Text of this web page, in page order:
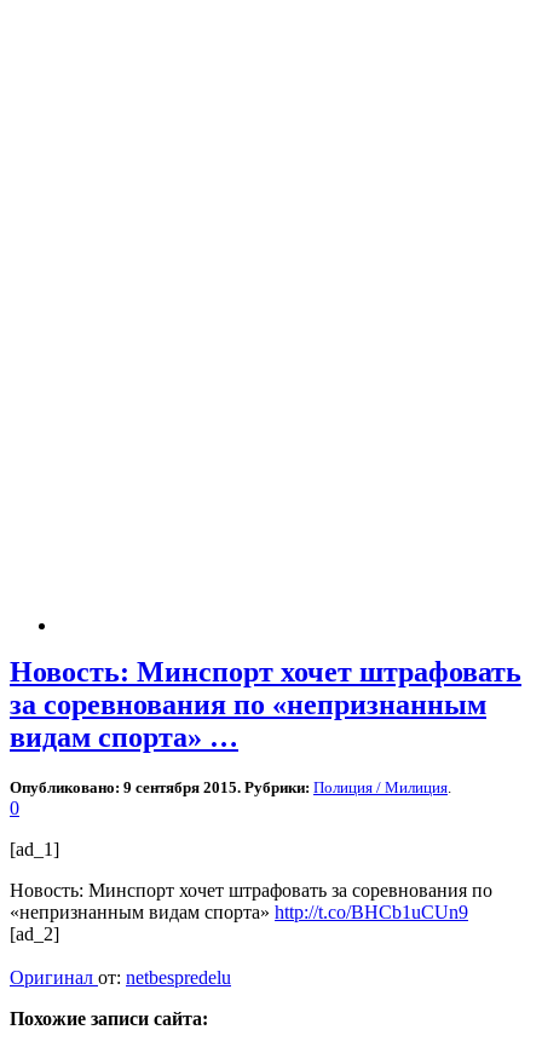
Новость: Минспорт хочет штрафовать
за соревнования по «непризнанным
видам спорта» …
Опубликовано: 9 сентября 2015. Рубрики: Полиция / Милиция
0
[ad_1]
Новость: Минспорт хочет штрафовать за соревнования по
«непризнанным видам спорта» http://t.co/BHCb1uCUn9
[ad_2]
Оригинал от: netbespredelu
Похожие записи сайта: